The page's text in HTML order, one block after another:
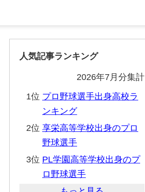
人気記事ランキング
2026年7月分集計
1位 プロ野球選手出身高校ラ
ンキング
2位 享栄高等学校出身のプロ
野球選手
3位 PL学園高等学校出身のプ
ロ野球選手